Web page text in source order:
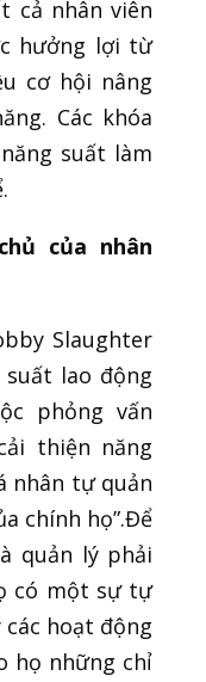
cả nhân viên
hưởng lợi từ
cơ hội nâng
Các khóa
suất làm
của nhân
Slaughter
lao động
phỏng vấn
thiện năng
nhân tự quản
chính họ”.Để
quản lý phải
có một sự tự
hoạt động
họ những chỉ